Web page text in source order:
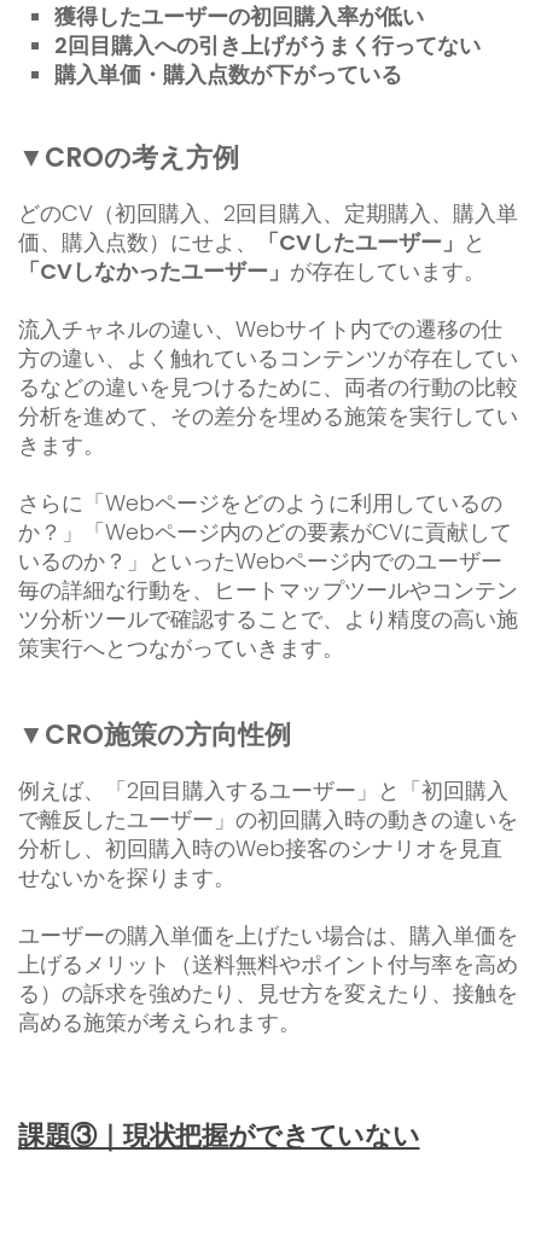
獲得したユーザーの初回購入率が低い
2回目購入への引き上げがうまく行ってない
購入単価・購入点数が下がっている
▼CROの考え方例
どのCV（初回購入、2回目購入、定期購入、購入単
価、購入点数）にせよ、
「CVしたユーザー」 と
「CVしなかったユーザー」 が存在しています。
流入チャネルの違い、Webサイト内での遷移の仕
方の違い、よく触れているコンテンツが存在してい
るなどの違いを見つけるために、両者の行動の比較
分析を進めて、その差分を埋める施策を実行してい
きます。
さらに「Webページをどのように利用しているの
か？」「Webページ内のどの要素がCVに貢献して
いるのか？」といったWebページ内でのユーザー
毎の詳細な行動を、ヒートマップツールやコンテン
ツ分析ツールで確認することで、より精度の高い施
策実行へとつながっていきます。
▼CRO施策の方向性例
例えば、「2回目購入するユーザー」と「初回購入
で離反したユーザー」の初回購入時の動きの違いを
分析し、初回購入時のWeb接客のシナリオを見直
せないかを探ります。
ユーザーの購入単価を上げたい場合は、購入単価を
上げるメリット（送料無料やポイント付与率を高め
る）の訴求を強めたり、見せ方を変えたり、接触を
高める施策が考えられます。
課題③｜現状把握ができていない